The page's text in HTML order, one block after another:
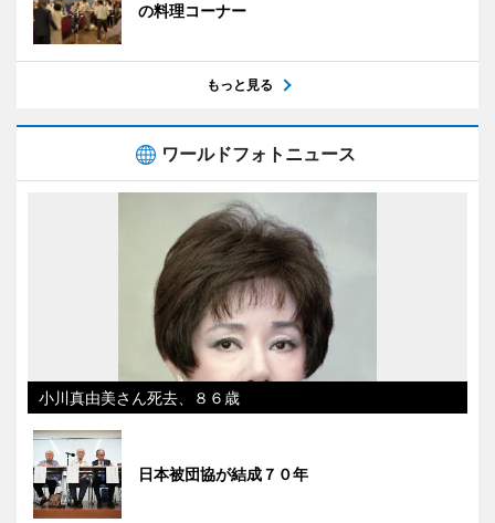
の料理コーナー
もっと見る
ワールドフォトニュース
小川真由美さん死去、８６歳
日本被団協が結成７０年